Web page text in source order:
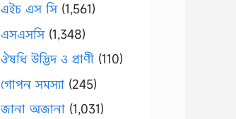
এইচ এস সি(1,561)
এসএসসি(1,348)
ঔষধি উদ্ভিদ ও প্রাণী (110)
গোপন সমস্যা (245)
জানা অজানা (1,031)